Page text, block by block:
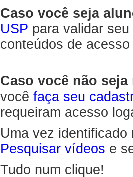
Caso você seja
USP para validar
conteúdos de
Caso você não
você faça seu
requeiram acesso
Uma vez
Pesquisar vídeos e
Tudo num clique!